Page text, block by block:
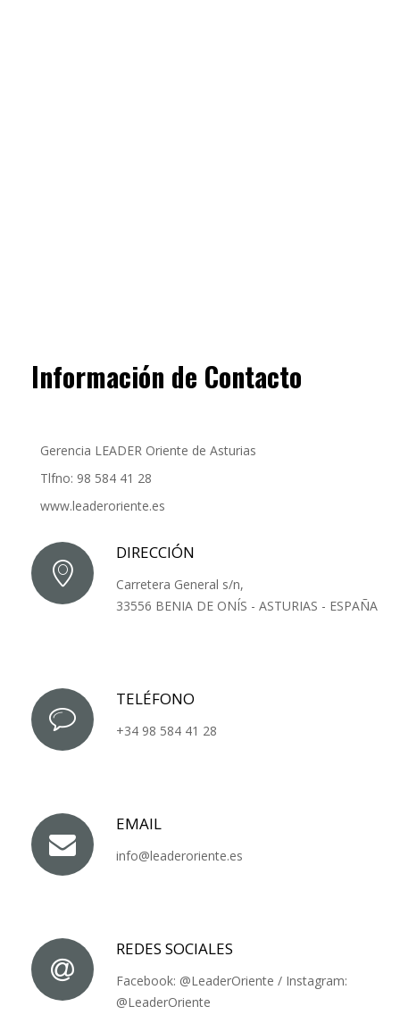
Información de Contacto
Gerencia LEADER Oriente de Asturias
Tlfno: 98 584 41 28
www.leaderoriente.es
DIRECCIÓN
Carretera General s/n,
33556 BENIA DE ONÍS - ASTURIAS - ESPAÑA
TELÉFONO
+34 98 584 41 28
EMAIL
info@leaderoriente.es
REDES SOCIALES
Facebook: @LeaderOriente / Instagram:
@LeaderOriente